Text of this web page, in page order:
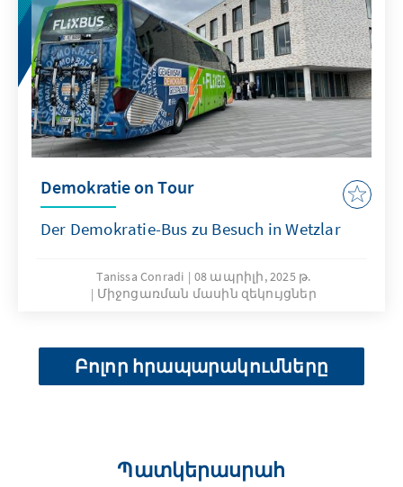
Demokratie on Tour
Der Demokratie-Bus zu Besuch in Wetzlar
Tanissa Conradi
08 ապրիլի, 2025 թ.
Միջոցառման մասին զեկույցներ
Բոլոր հրապարակումները
Պատկերասրահ